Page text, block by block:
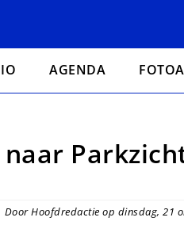
AGENDA
Door Hoofdredactie op dinsdag, 21